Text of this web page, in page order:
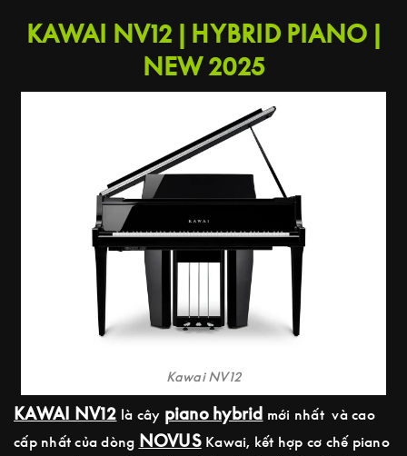
KAWAI NV12 | HYBRID PIANO |
NEW 2025
Kawai NV12
KAWAI NV12 là cây piano hybrid mới nhất và cao
cấp nhất của dòng NOVUSKawai, kết hợp cơ chế piano